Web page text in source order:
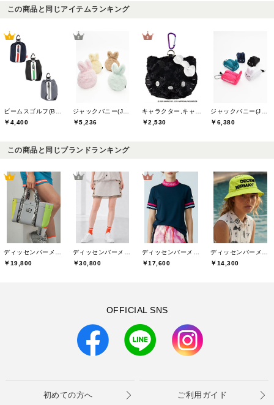
この商品と同じアイテムランキング
ビームスゴルフ(BEAMS GOLF)
￥4,400
ジャックバニー(Jack Bunny)
￥5,236
キャラクター,キャスコ(Kasco)
￥2,530
ジャックバニー(Jack Bunny)
￥6,380
この商品と同じブランドランキング
￥19,800
￥30,800
￥17,600
￥14,300
OFFICIAL SNS
初めての方へ ご利用ガイド